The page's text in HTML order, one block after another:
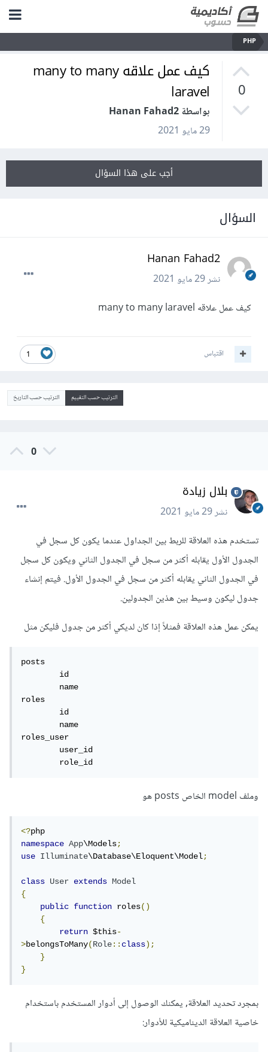
PHP
0
كيف عمل علاقه many to many
laravel
بواسطة Hanan Fahad2
29 مايو 2021
أجب على هذا السؤال
السؤال
Hanan Fahad2
نشر29 مايو 2021
كيف عمل علاقه many to many laravel
1 اقتباس
الترتيب حسب التقييم الترتيب حسب التاريخ
0
بلال زيادة
نشر29 مايو 2021
تستخدم هذه العلاقة للربط بين الجداول عندما يكون كل سجل في
الجدول الأول يقابله أكثر من سجل في الجدول الثاني ويكون كل سجل
في الجدول الثاني يقابله أكثر من سجل في الجدول الأول. فيتم إنشاء
جدول ليكون وسيط بين هذين الجدولين.
يمكن عمل هذه العلاقة فمثلاً إذا كان لديكي أكثر من جدول فليكن مثل
posts
	id
	name
roles
	id
	name
roles_user
	user_id
	role_id
وملف model الخاص posts هو
<?
namespace
App\Models;
use
Illuminate\Database\Eloquent\Model;
class User extends
Model
{
public
function roles()
{
return $this-
>belongsToMany(Role::class);
}
}
بمجرد تحديد العلاقة, يمكنك الوصول إلى أدوار المستخدم باستخدام
خاصية العلاقة الديناميكية للأدوار: